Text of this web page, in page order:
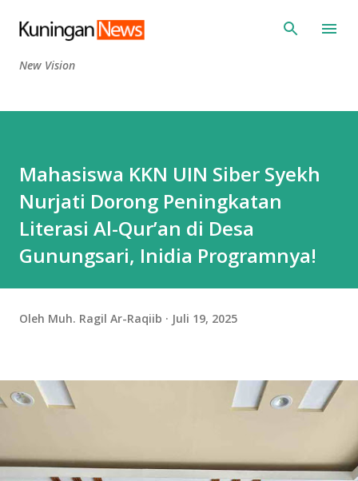
Langsung ke konten utama
New Vision
Mahasiswa KKN UIN Siber Syekh
Nurjati Dorong Peningkatan
Literasi Al-Qur’an di Desa
Gunungsari, Inidia Programnya!
Oleh Muh. Ragil Ar-Raqiib Juli 19, 2025